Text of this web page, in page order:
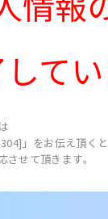
て
」をお伝え頂くと
させて頂きます。